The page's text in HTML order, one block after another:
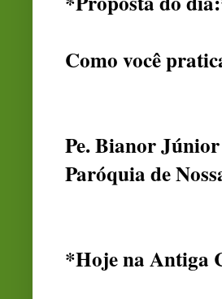
Como você
Pe. Bianor Júnior
Paróquia de
*Hoje na Antiga